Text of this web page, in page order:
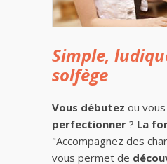
Simple,
solfège
Vous débutez ou
perfectionner ? La
"Accompagnez des
vous permet de